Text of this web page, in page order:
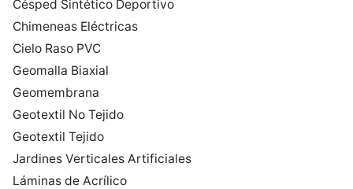
Césped Sintético Deportivo
Chimeneas Eléctricas
Cielo Raso PVC
Geomalla Biaxial
Geomembrana
Geotextil No Tejido
Geotextil Tejido
Jardines Verticales Artificiales
Láminas de Acrílico